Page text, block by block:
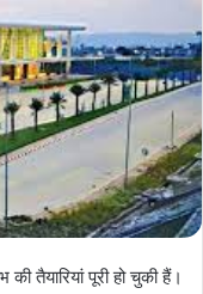
तैयारियां पूरी हो चुकी हैं।